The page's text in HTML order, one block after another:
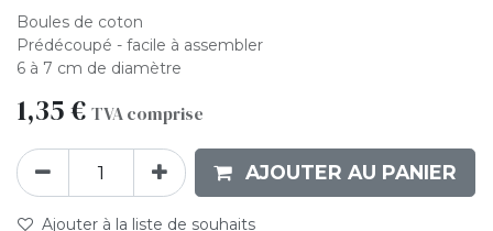
Boules de coton
Prédécoupé - facile à assembler
6 à 7 cm de diamètre
1,35€ TVA comprise
AJOUTER AU PANIER
Ajouter à la liste de souhaits